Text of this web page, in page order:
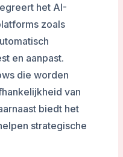
het AI-
zoals
en aanpast.
die worden
van
biedt het
strategische